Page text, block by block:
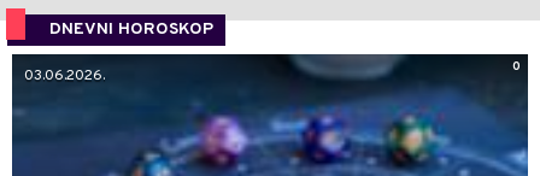
DNEVNI HOROSKOP
0
03.06.2026.